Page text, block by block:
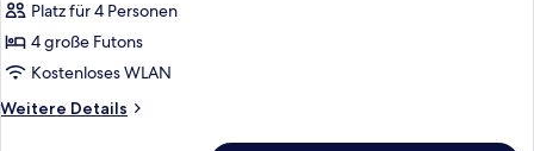
Non-
smoking
anzeigen
View
Japanese-
Room
Non-
smoking
Main
Building
Japanese-
style
Platz für 4 Personen
4 große Futons
Kostenloses WLAN
Weitere Details
Weitere